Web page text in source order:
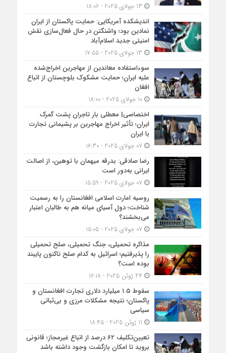
اندیشکده آمریکایی: حمایت پاکستان از ایران
نمادین بود؛ واشنگتن در حال فعال‌سازی نقش
امنیتی جدید اسلام‌آباد
سوءاستفاده معاندین از مهاجرین اخراج‌شده
علیه ایران؛ حمایت مشکوک بلوچستان از اتباع
افغان
10 جولای 2025 - 18:00
اختصاصی| معطلی بار تاجران پشت گمرک
ایران؛ تأثیر اخراج مهاجرین بر پشیمانی تجارت
با ایران
رضا صادقی: بدرقه میهمان با توهین، از اصالت
ایرانی به‌دور است
روسیه امارت اسلامی افغانستان را به رسمیت
شناخت؛ دول آسیای میانه هم به طالبان اعتبار
می‎‌بخشند؟
مذاکره تحمیلی، جنگ تحمیلی، صلح تحمیلی
را پذیرفتیم؛ اسرائیل به کدام صلح تاکنون پایبند
بوده است؟
سقوط ۱.۵ میلیارد دلاری تجارت افغانستان و
پاکستان؛ نتیجه مشکلات مرزی و بی‌ثباتی
سیاسی
تعیین‌تکلیف ۶۲ درصد از اتباع غیرمجاز؛ قانونی
بروید تا امکان بازگشت وجود داشته باشد